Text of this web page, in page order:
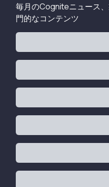
毎月のCogniteニュース
門的なコンテンツ